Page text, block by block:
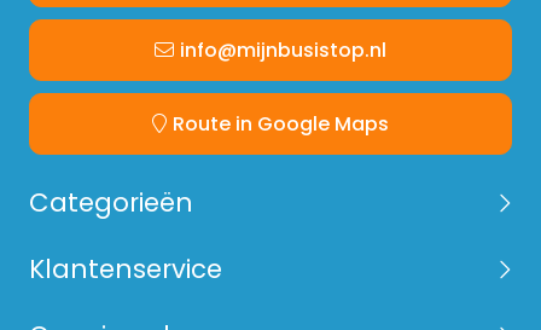
info@mijnbusistop.nl
Route in Google Maps
Categorieën
Klantenservice